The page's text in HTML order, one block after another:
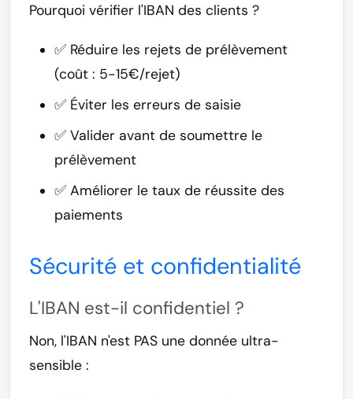
Pourquoi vérifier l'IBAN des clients ?
✅ Réduire les rejets de prélèvement
(coût : 5-15€/rejet)
✅ Éviter les erreurs de saisie
✅ Valider avant de soumettre le
prélèvement
✅ Améliorer le taux de réussite des
paiements
Sécurité et confidentialité
L'IBAN est-il confidentiel ?
Non, l'IBAN n'est PAS une donnée ultra-
sensible :